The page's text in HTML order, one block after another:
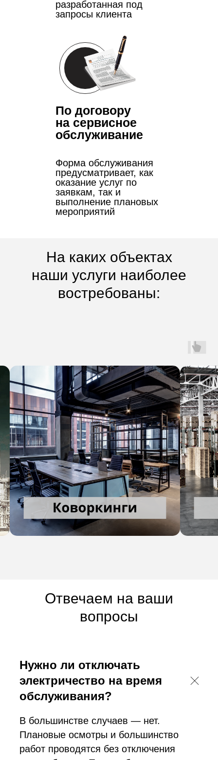
По договору
на сервисное
обслуживание
разработанная под
запросы клиента
Форма обслуживания
предусматривает, как
оказание услуг по
заявкам, так и
выполнение плановых
мероприятий
На каких объектах
наши услуги наиболее
востребованы:
Отвечаем на ваши
вопросы
Нужно ли отключать
электричество на время
обслуживания?
В большинстве случаев — нет.
Плановые осмотры и большинство
работ проводятся без отключения